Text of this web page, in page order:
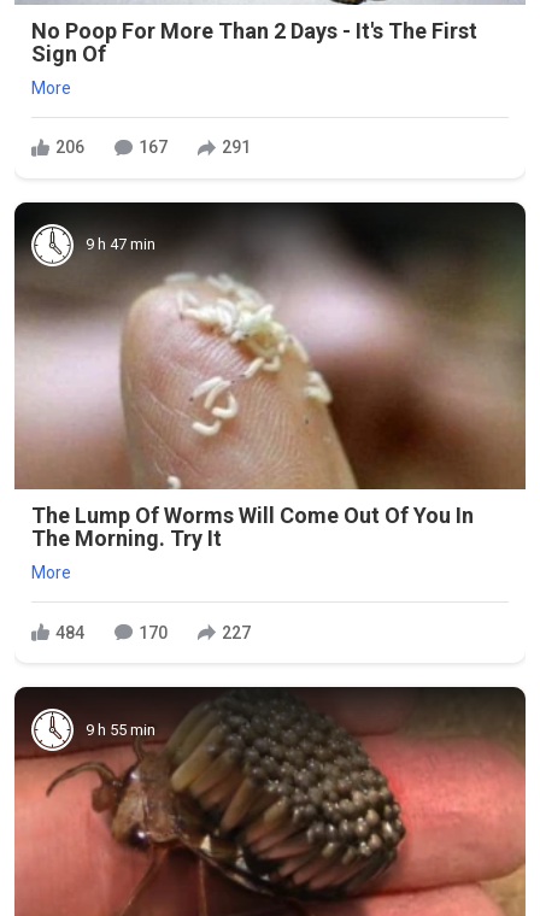
No Poop For More Than 2 Days - It's The First
Sign Of
More
206 167 291
9 h 47 min
The Lump Of Worms Will Come Out Of You In
The Morning. Try It
More
484 170 227
9 h 55 min